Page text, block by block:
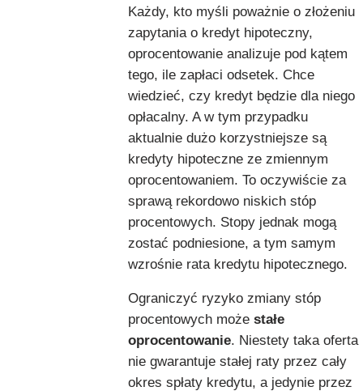
Każdy, kto myśli poważnie o złożeniu
zapytania o kredyt hipoteczny,
oprocentowanie analizuje pod kątem
tego, ile zapłaci odsetek. Chce
wiedzieć, czy kredyt będzie dla niego
opłacalny. A w tym przypadku
aktualnie dużo korzystniejsze są
kredyty hipoteczne ze zmiennym
oprocentowaniem. To oczywiście za
sprawą rekordowo niskich stóp
procentowych. Stopy jednak mogą
zostać podniesione, a tym samym
wzrośnie rata kredytu hipotecznego.
Ograniczyć ryzyko zmiany stóp
procentowych może stałe
oprocentowanie. Niestety taka oferta
nie gwarantuje stałej raty przez cały
okres spłaty kredytu, a jedynie przez